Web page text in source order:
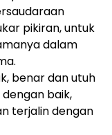
pikiran, untuk
dalam
benar dan utuh
baik,
terjalin dengan